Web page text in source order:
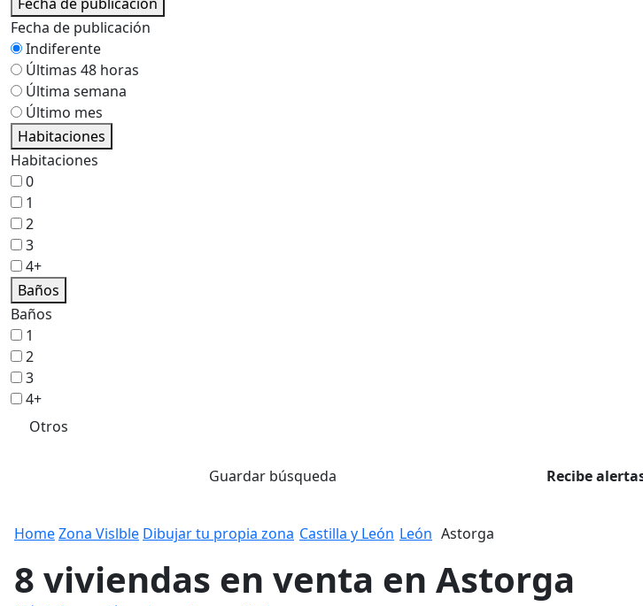
Fecha de publicación
Indiferente
Últimas 48 horas
Última semana
Último mes
Habitaciones
Habitaciones
0
1
2
3
4+
Baños
Baños
1
2
3
4+
Otros
Guardar búsqueda Recibe
HomeZona Vislble Dibujar tu propia zona Castilla y León León Astorga
8 viviendas en venta en Astorga